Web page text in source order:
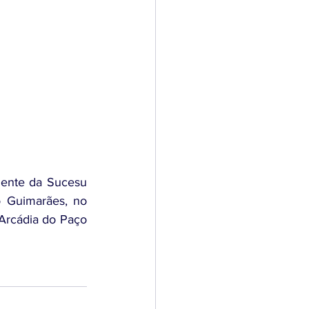
da Sucesu
Guimarães, no
do Paço